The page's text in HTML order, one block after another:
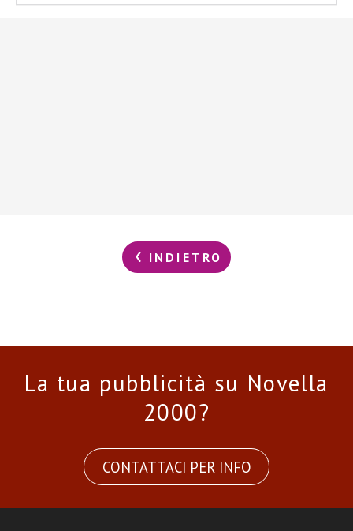
INDIETRO
La tua pubblicità su Novella
2000?
CONTATTACI PER INFO